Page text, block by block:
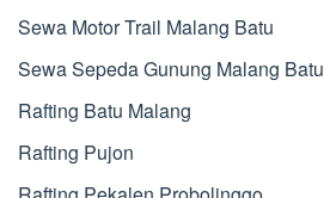
Sewa Motor Trail Malang Batu
Sewa Sepeda Gunung Malang Batu
Rafting Batu Malang
Rafting Pujon